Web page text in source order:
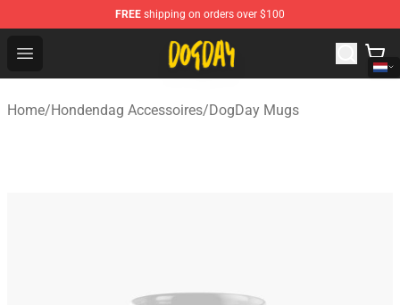
FREE shipping on orders over $100
Open menu
DogDay Store - Official DogDay Merchandise Shop
Home/Hondendag Accessoires/DogDay Mugs